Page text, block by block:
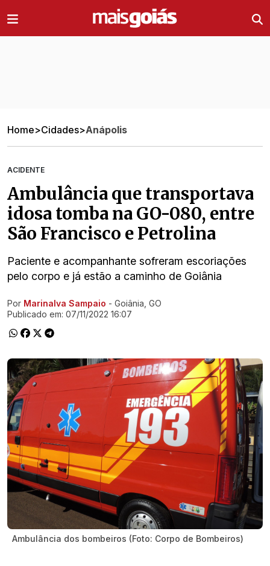
Home>Cidades>Anápolis
ACIDENTE
Ambulância que transportava
idosa tomba na GO-080, entre
São Francisco e Petrolina
Paciente e acompanhante sofreram escoriações
pelo corpo e já estão a caminho de Goiânia
Ir direto pra matéria
Por Marinalva Sampaio - Goiânia, GO
Publicado em: 07/11/2022 16:07
Ambulância dos bombeiros (Foto: Corpo de Bombeiros)